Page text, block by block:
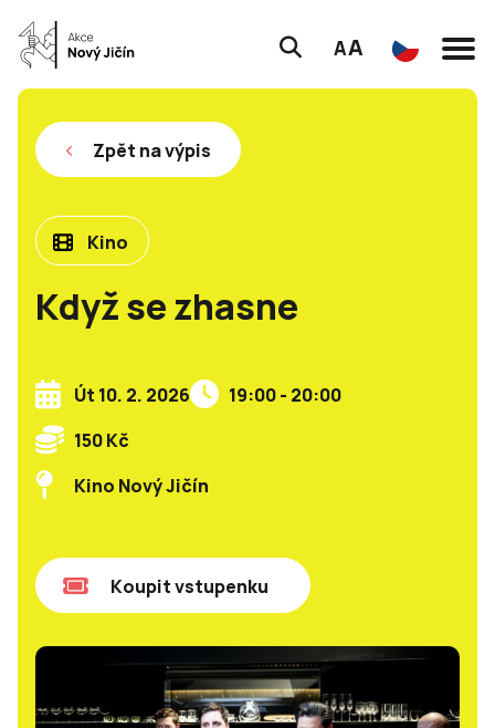
AA
Zpět na výpis
Kino
Když se zhasne
Út 10. 2. 2026
19:00 - 20:00
150 Kč
Kino Nový Jičín
Koupit vstupenku